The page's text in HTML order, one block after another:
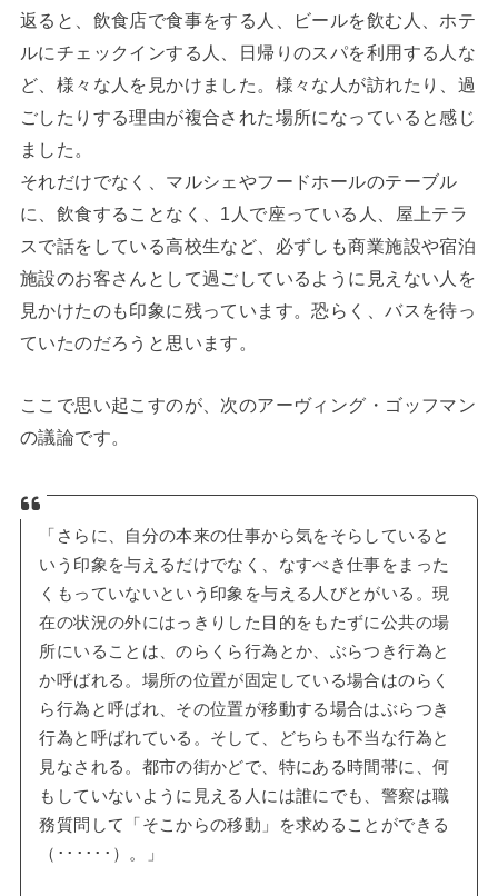
返ると、飲食店で食事をする人、ビールを飲む人、ホテ
ルにチェックインする人、日帰りのスパを利用する人な
ど、様々な人を見かけました。様々な人が訪れたり、過
ごしたりする理由が複合された場所になっていると感じ
ました。
それだけでなく、マルシェやフードホールのテーブル
に、飲食することなく、1人で座っている人、屋上テラ
スで話をしている高校生など、必ずしも商業施設や宿泊
施設のお客さんとして過ごしているように見えない人を
見かけたのも印象に残っています。恐らく、バスを待っ
ていたのだろうと思います。
ここで思い起こすのが、次のアーヴィング・ゴッフマン
の議論です。
「さらに、自分の本来の仕事から気をそらしていると
いう印象を与えるだけでなく、なすべき仕事をまった
くもっていないという印象を与える人びとがいる。現
在の状況の外にはっきりした目的をもたずに公共の場
所にいることは、のらくら行為とか、ぶらつき行為と
か呼ばれる。場所の位置が固定している場合はのらく
ら行為と呼ばれ、その位置が移動する場合はぶらつき
行為と呼ばれている。そして、どちらも不当な行為と
見なされる。都市の街かどで、特にある時間帯に、何
もしていないように見える人には誰にでも、警察は職
務質問して「そこからの移動」を求めることができる
（･･････）。」